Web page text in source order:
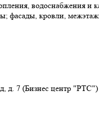
водоснабжения и
фасады, кровли,
д. 7 (Бизнес центр "РТС")